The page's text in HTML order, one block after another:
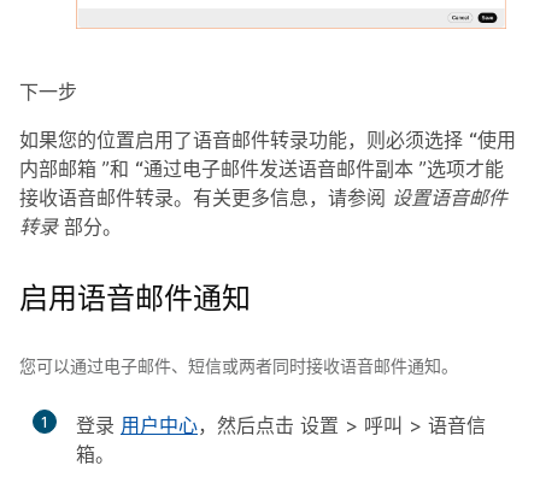
下一步
如果您的位置启用了语音邮件转录功能，则必须选择 “使用
内部邮箱 ”和 “通过电子邮件发送语音邮件副本 ”选项才能
接收语音邮件转录。有关更多信息，请参阅 设置语音邮件
转录部分。
启用语音邮件通知
您可以通过电子邮件、短信或两者同时接收语音邮件通知。
1 登录 用户中心，然后点击 设置 > 呼叫 > 语音信
箱。